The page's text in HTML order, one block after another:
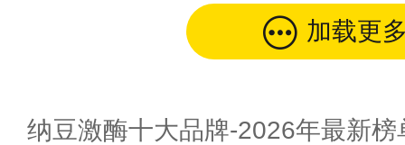
加载更
纳豆激酶十大品牌-2026年最新榜